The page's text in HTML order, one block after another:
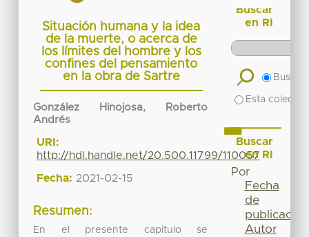
Situación humana y la idea
de la muerte, o acerca de
los límites del hombre y los
confines del pensamiento
en la obra de Sartre
González Hinojosa, Roberto
Andrés
URI:
http://hdl.handle.net/20.500.11799/110057
Fecha: 2021-02-15
Resumen:
En el presente capitulo se
Buscar
en RI
Buscar
Esta
Buscar
en RI
Por
Fecha
de
publicación
Autor